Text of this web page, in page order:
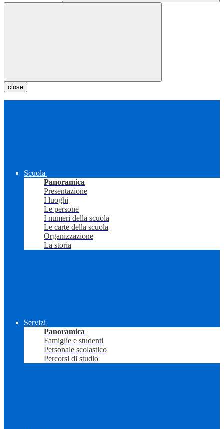
close
Scuola
Panoramica
Presentazione
I luoghi
Le persone
I numeri della scuola
Le carte della scuola
Organizzazione
La storia
Servizi
Panoramica
Famiglie e studenti
Personale scolastico
Percorsi di studio